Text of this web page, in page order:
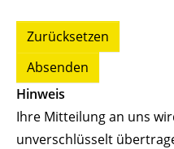
Hinweis
Ihre Mitteilung an uns
unverschlüsselt